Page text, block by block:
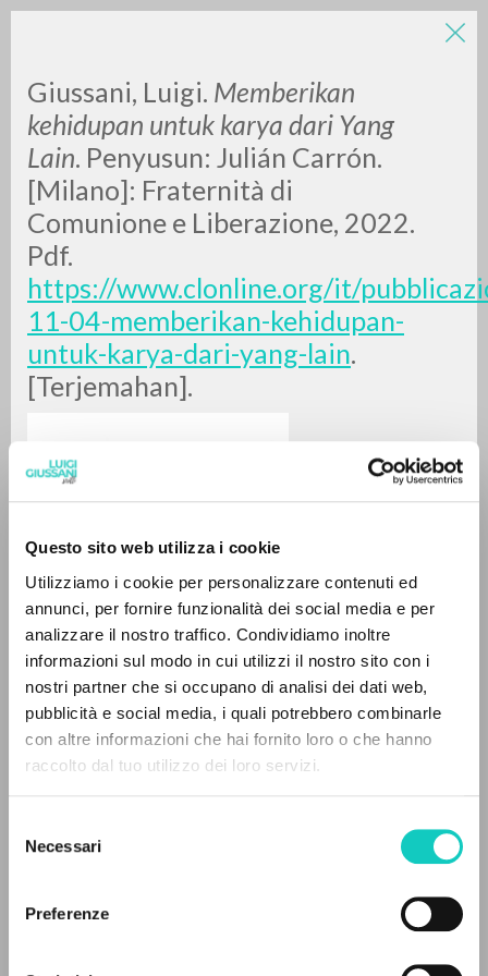
Questo sito web utilizza i cookie
Utilizziamo i cookie per personalizzare contenuti ed
annunci, per fornire funzionalità dei social media e per
analizzare il nostro traffico. Condividiamo inoltre
informazioni sul modo in cui utilizzi il nostro sito con i
nostri partner che si occupano di analisi dei dati web,
pubblicità e social media, i quali potrebbero combinarle
con altre informazioni che hai fornito loro o che hanno
raccolto dal tuo utilizzo dei loro servizi.
delNecessari
Preferenze
Giussani, Luigi. Memberikan
kehidupan untuk karya dari Yang
Lain. Penyusun: Julián Carrón.
[Milano]: Fraternità di
Comunione e Liberazione, 2022.
Pdf.
https://www.clonline.org/it/
11-04-memberikan-kehidupan-
untuk-karya-dari-yang-lain.
[Terjemahan].
Giussani Luigi
LUIGI
GIUSSANI
scritti
A
Z
DOCUMENTOS ENCONTRADOS